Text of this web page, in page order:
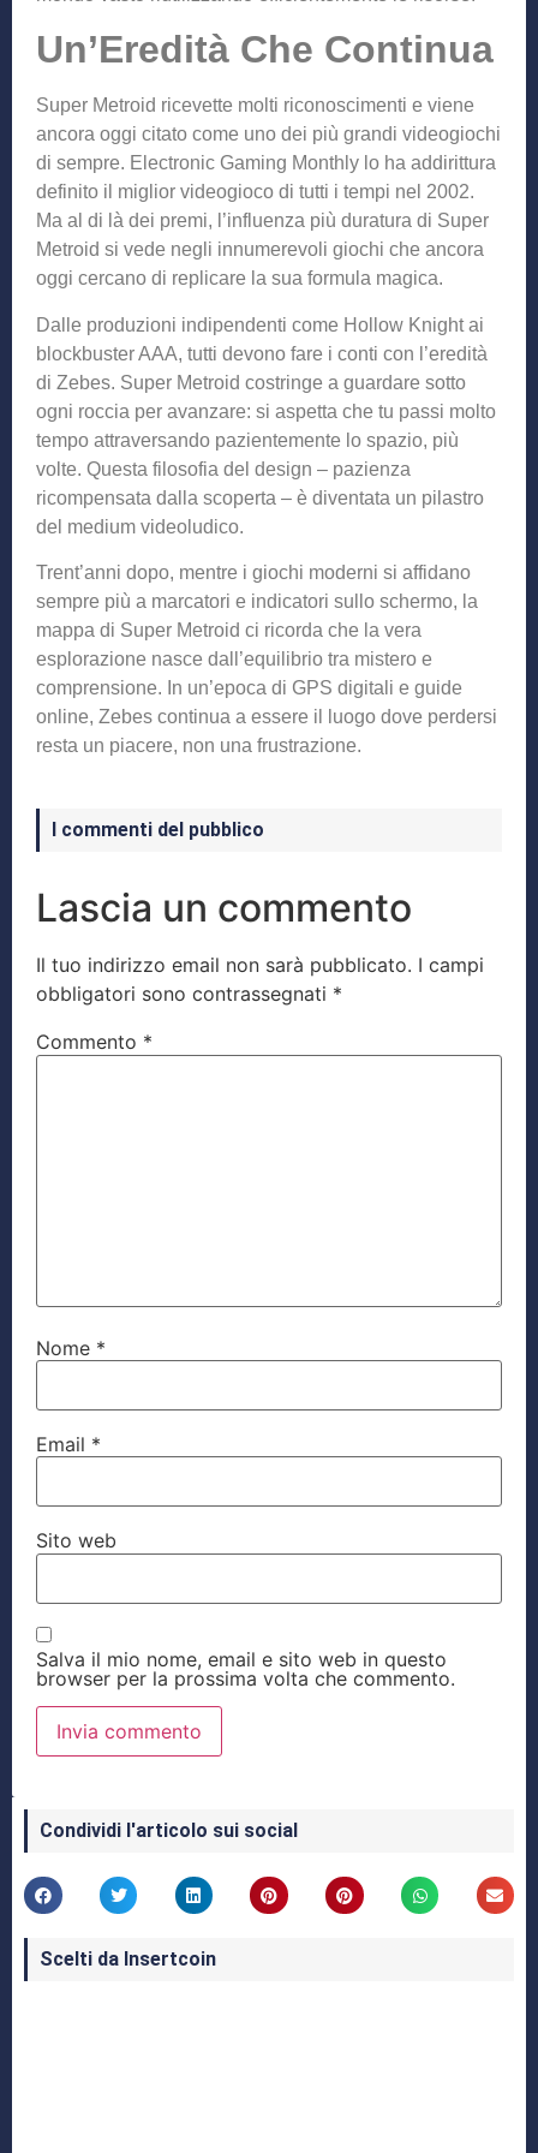
Un’Eredità Che Continua
Super Metroid ricevette molti riconoscimenti e viene
ancora oggi citato come uno dei più grandi videogiochi
di sempre. Electronic Gaming Monthly lo ha addirittura
definito il miglior videogioco di tutti i tempi nel 2002.
Ma al di là dei premi, l’influenza più duratura di Super
Metroid si vede negli innumerevoli giochi che ancora
oggi cercano di replicare la sua formula magica.
Dalle produzioni indipendenti come Hollow Knight ai
blockbuster AAA, tutti devono fare i conti con l’eredità
di Zebes. Super Metroid costringe a guardare sotto
ogni roccia per avanzare: si aspetta che tu passi molto
tempo attraversando pazientemente lo spazio, più
volte. Questa filosofia del design – pazienza
ricompensata dalla scoperta – è diventata un pilastro
del medium videoludico.
Trent’anni dopo, mentre i giochi moderni si affidano
sempre più a marcatori e indicatori sullo schermo, la
mappa di Super Metroid ci ricorda che la vera
esplorazione nasce dall’equilibrio tra mistero e
comprensione. In un’epoca di GPS digitali e guide
online, Zebes continua a essere il luogo dove perdersi
resta un piacere, non una frustrazione.
I commenti del pubblico
Lascia un commento
Il tuo indirizzo email non sarà pubblicato. I campi
obbligatori sono contrassegnati *
Commento *
Nome *
Email *
Sito web
Salva il mio nome, email e sito web in questo
browser per la prossima volta che commento.
Condividi l'articolo sui social
Scelti da Insertcoin